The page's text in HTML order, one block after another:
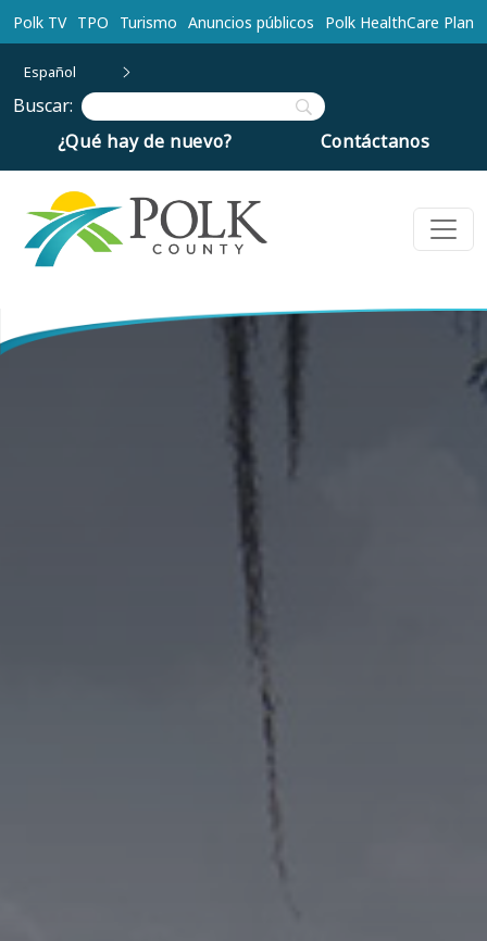
Ir al contenido principal
Polk TV TPO Turismo Anuncios públicos Polk HealthCare Plan
Español
Buscar:
¿Qué hay de nuevo?
Contáctanos